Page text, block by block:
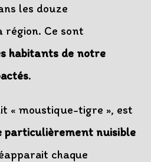
les douze
Ce sont
habitants de notre
.
« moustique-tigre », est
particulièrement nuisible
chaque